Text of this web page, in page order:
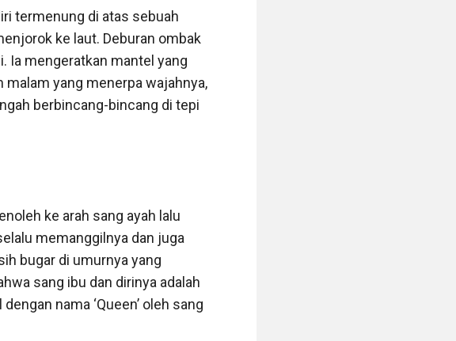
termenung di atas sebuah
ke laut. Deburan ombak
Ia mengeratkan mantel yang
yang menerpa wajahnya,
berbincang-bincang di tepi
ke arah sang ayah lalu
memanggilnya dan juga
bugar di umurnya yang
sang ibu dan dirinya adalah
nama ‘Queen’ oleh sang